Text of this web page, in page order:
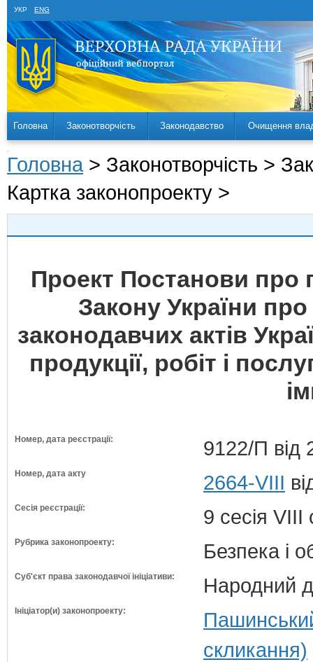
УКР ENG
Головна Законотворчість Законодавство Очищення
Головна > Законотворчість >
Картка законопроекту >
Проект Постанови про
Закону України
законодавчих актів
продукції, робіт і
Номер, дата реєстрації: 9122/П від
Номер, дата акту 2664-VIII
Сесія реєстрації: 9 сесія VIII
Рубрика законопроекту: Безпека і
Суб'єкт права законодавчої ініціативи: Народний
Ініціатор(и) законопроекту:
скликання)